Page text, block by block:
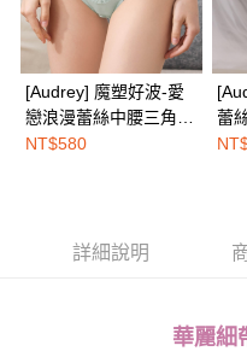
購買商品的店家。未經商家同意
後付繳納相關費用。
※ 交易是否成功請以「AFTEE先
是否繳費成功／繳費後需取消欲
客戶支援中心」https://
【注意事項】
https://aftee.tw/terms/#terms3
４．使用「AFTEE先享後付」時
每筆NT$100，滿NT$1,500(
付款後7-11取貨
每筆NT$100，滿NT$1,500(
宅配
[Audrey] 魔塑好波-愛
戀浪漫蕾絲中腰三角內
褲-湖水藍
NT$580
蕾
褲-
詳細說明
華麗細